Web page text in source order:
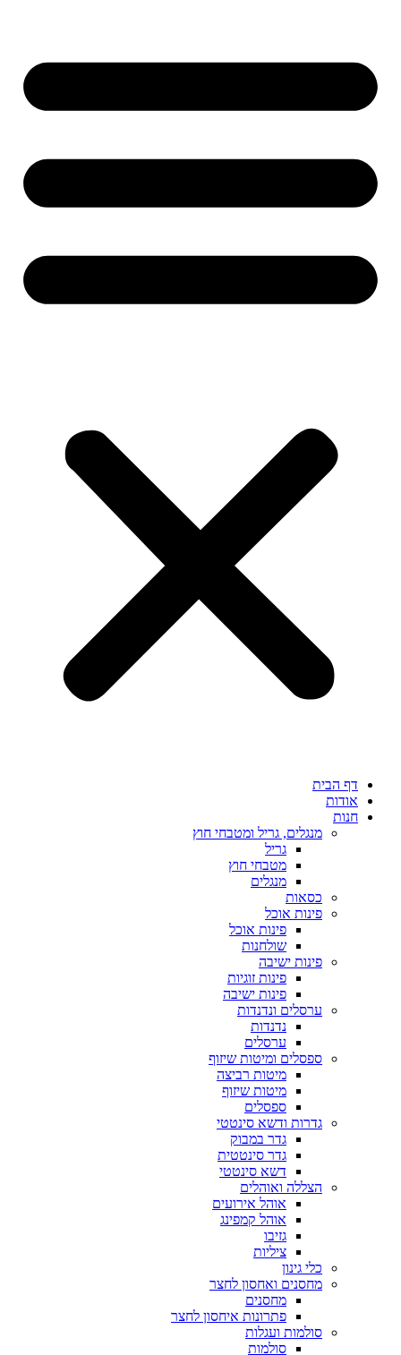
דף הבית
אודות
חנות
מנגלים, גריל ומטבחי חוץ
גריל
מטבחי חוץ
מנגלים
כסאות
פינות אוכל
פינות אוכל
שולחנות
פינות ישיבה
פינות זוגיות
פינות ישיבה
ערסלים ונדנדות
נדנדות
ערסלים
ספסלים ומיטות שיזוף
מיטות רביצה
מיטות שיזוף
ספסלים
גדרות ודשא סינטטי
גדר במבוק
גדר סינטטית
דשא סינטטי
הצללה ואוהלים
אוהל אירועים
אוהל קמפינג
גזיבו
ציליות
כלי גינון
מחסנים ואחסון לחצר
מחסנים
פתרונות איחסון לחצר
סולמות ועגלות
סולמות